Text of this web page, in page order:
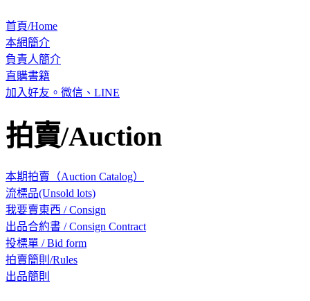
首頁/Home
本網簡介
負責人簡介
直購書籍
加入好友。微信、LINE
拍賣/Auction
本期拍賣（Auction Catalog）
流標品(Unsold lots)
我要賣東西 / Consign
出品合約書 / Consign Contract
投標單 / Bid form
拍賣簡則/Rules
出品簡則